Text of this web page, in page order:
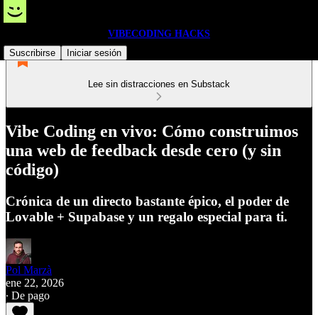
VIBECODING HACKS
Suscribirse
Iniciar sesión
Lee sin distracciones en Substack
Vibe Coding en vivo: Cómo construimos
una web de feedback desde cero (y sin
código)
Crónica de un directo bastante épico, el poder de
Lovable + Supabase y un regalo especial para ti.
Pol Marzà
ene 22, 2026
∙ De pago